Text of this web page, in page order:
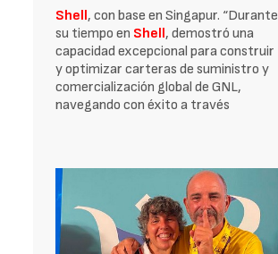
Shell, con base en Singapur. “Durante
su tiempo en Shell, demostró una
capacidad excepcional para construir
y optimizar carteras de suministro y
comercialización global de GNL,
navegando con éxito a través